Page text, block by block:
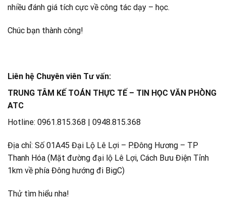
nhiều đánh giá tích cực về công tác dạy – học.
Chúc bạn thành công!
Liên hệ Chuyên viên Tư vấn:
TRUNG TÂM KẾ TOÁN THỰC TẾ – TIN HỌC VĂN PHÒNG
ATC
Hotline: 0961.815.368 | 0948.815.368
Địa chỉ: Số 01A45 Đại Lộ Lê Lợi – P.Đông Hương – TP
Thanh Hóa (Mặt đường đại lộ Lê Lợi, Cách Bưu Điện Tỉnh
1km về phía Đông hướng đi BigC)
Thử tìm hiểu nha!